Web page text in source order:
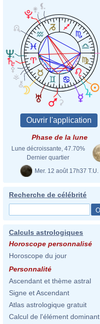
Phase de la lune
Lune décroissante, 47.70%
Dernier quartier
Mer. 12 août 17h37 T.U.
Recherche de célébrité
Calculs astrologiques
Horoscope personnalisé
Horoscope du jour
Personnalité
Ascendant et thème astral
Signe et Ascendant
Atlas astrologique gratuit
Calcul de l'élément dominant